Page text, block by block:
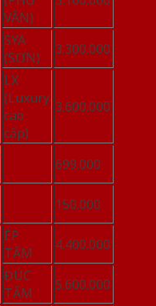
VÂN)
SYA
(SƠN)
3.300.000
LX
(Luxury
cao
cấp)
3.600.000
699.000
150.000
ÉP
TẤM
4.400.000
ĐÚC
TẤM
5.600.000